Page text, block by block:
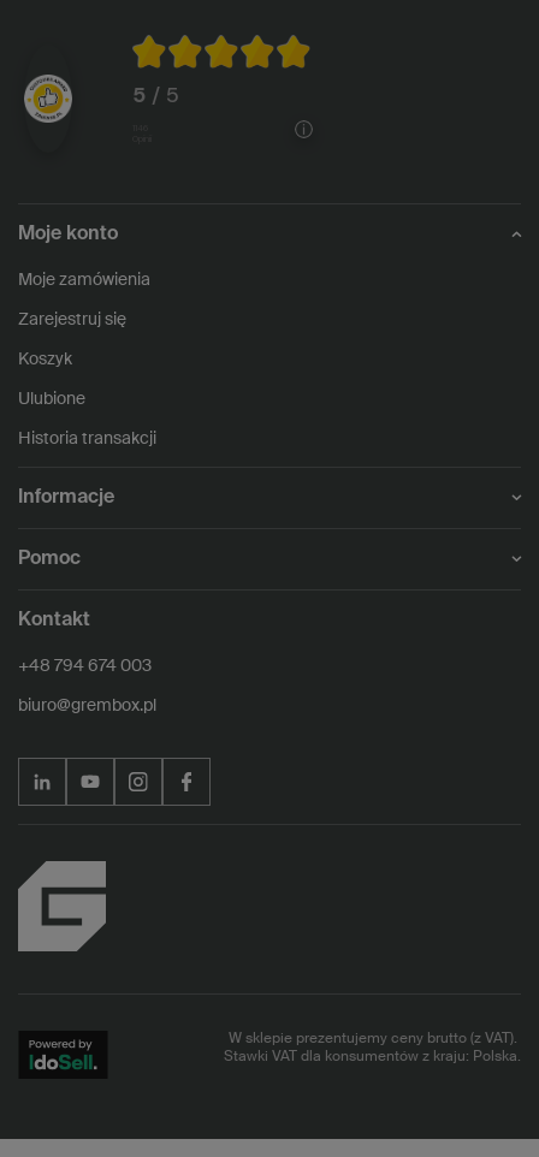
5 / 5
Moje konto
Moje zamówienia
Zarejestruj się
Koszyk
Ulubione
Historia transakcji
Informacje
Pomoc
Kontakt
+48 794 674 003
biuro@grembox.pl
W sklepie prezentujemy ceny brutto (z VAT).
Stawki VAT dla konsumentów z kraju: Polska.